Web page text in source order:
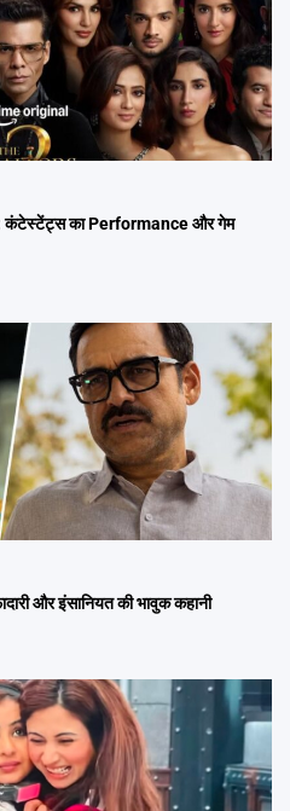
का Performance और गेम
और इंसानियत की भावुक कहानी